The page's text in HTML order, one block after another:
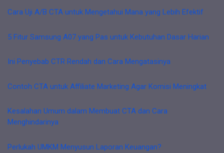
Cara Uji A/B CTA untuk Mengetahui Mana yang Lebih Efektif
5 Fitur Samsung A07 yang Pas untuk Kebutuhan Dasar Harian
Ini Penyebab CTR Rendah dan Cara Mengatasinya
Contoh CTA untuk Affiliate Marketing Agar Komisi Meningkat
Kesalahan Umum dalam Membuat CTA dan Cara
Menghindarinya
Perlukah UMKM Menyusun Laporan Keuangan?